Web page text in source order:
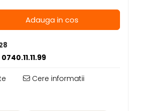
Adauga in cos
0740.11.11.99
Cere informatii